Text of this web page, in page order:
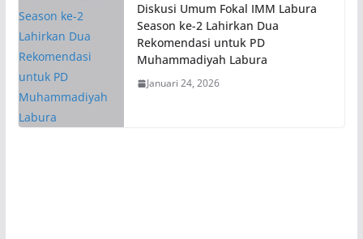
Diskusi Umum Fokal IMM Labura
Season ke-2 Lahirkan Dua
Rekomendasi untuk PD
Muhammadiyah Labura
Januari 24, 2026